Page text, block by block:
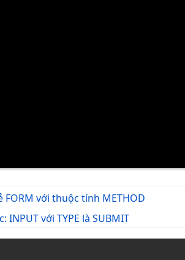
FORM với thuộc tính METHOD
INPUT với TYPE là SUBMIT